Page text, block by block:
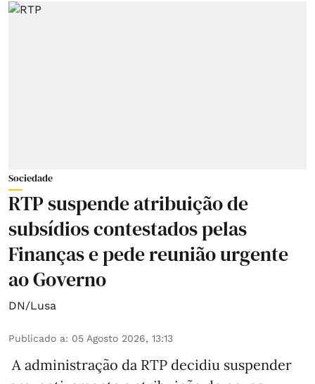
Sociedade
RTP suspende atribuição de
subsídios contestados pelas
Finanças e pede reunião urgente
ao Governo
DN/Lusa
Publicado a: 05 Agosto 2026, 13:13
A administração da RTP decidiu suspender